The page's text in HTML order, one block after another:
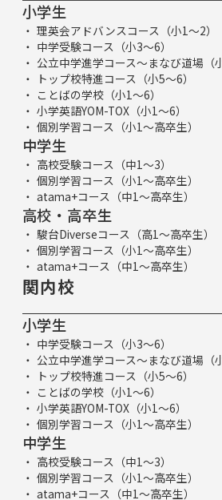
小学生
理英会アドバンスコース（小1～2）
中学受験コース（小3～6）
公立中学進学コース～まなび道場（
トップ校特進コース（小5～6）
ことばの学校（小1～6）
小学英語YOM-TOX（小1～6）
個別学習コース（小1～高卒生）
中学生
高校受験コース（中1～3）
個別学習コース（小1～高卒生）
atama+コース（中1～高卒生）
高校・高卒生
駿台Diverseコース（高1～高卒生）
個別学習コース（小1～高卒生）
atama+コース（中1～高卒生）
関内校
小学生
中学受験コース（小3～6）
公立中学進学コース～まなび道場（
トップ校特進コース（小5～6）
ことばの学校（小1～6）
小学英語YOM-TOX（小1～6）
個別学習コース（小1～高卒生）
中学生
高校受験コース（中1～3）
個別学習コース（小1～高卒生）
atama+コース（中1～高卒生）